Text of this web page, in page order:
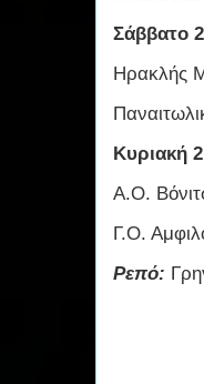
Σάββατο
Ηρακλής
Κυριακή
Α.Ο.
Γ.Ο.
Ρεπό: